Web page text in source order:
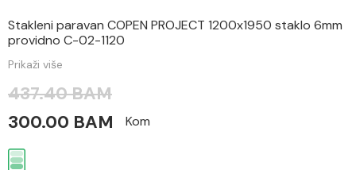
Stakleni paravan COPEN PROJECT 1200x1950 staklo 6mm
providno C-02-1120
Prikaži više
437.40 BAM
300.00 BAM
Kom